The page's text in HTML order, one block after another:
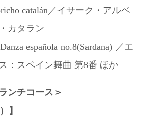
catalán／イサーク・アルベ
カタラン
española no.8(Sardana) ／エ
：スペイン舞曲 第8番 ほか
ンチコース＞
】